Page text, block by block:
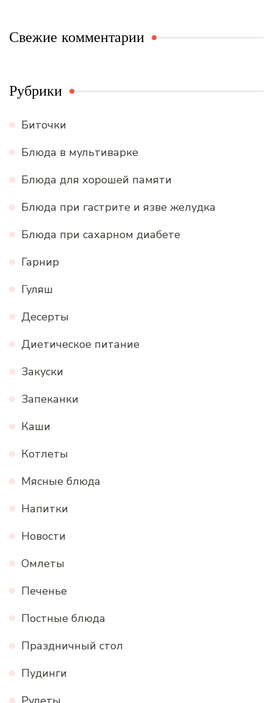
Свежие комментарии
Рубрики
Биточки
Блюда в мультиварке
Блюда для хорошей памяти
Блюда при гастрите и язве желудка
Блюда при сахарном диабете
Гарнир
Гуляш
Десерты
Диетическое питание
Закуски
Запеканки
Каши
Котлеты
Мясные блюда
Напитки
Новости
Омлеты
Печенье
Постные блюда
Праздничный стол
Пудинги